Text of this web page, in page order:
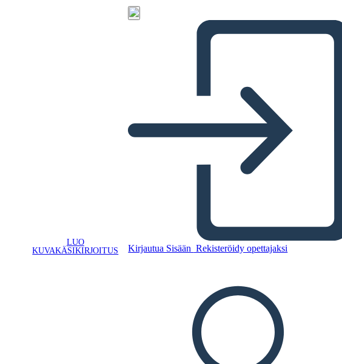
LUO
KUVAKÄSIKIRJOITUS
Kirjautua Sisään Rekisteröidy opettajaksi